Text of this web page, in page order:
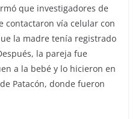
que investigadores de
contactaron vía celular con
la madre tenía registrado
la pareja fue
a la bebé y lo hicieron en
Patacón, donde fueron